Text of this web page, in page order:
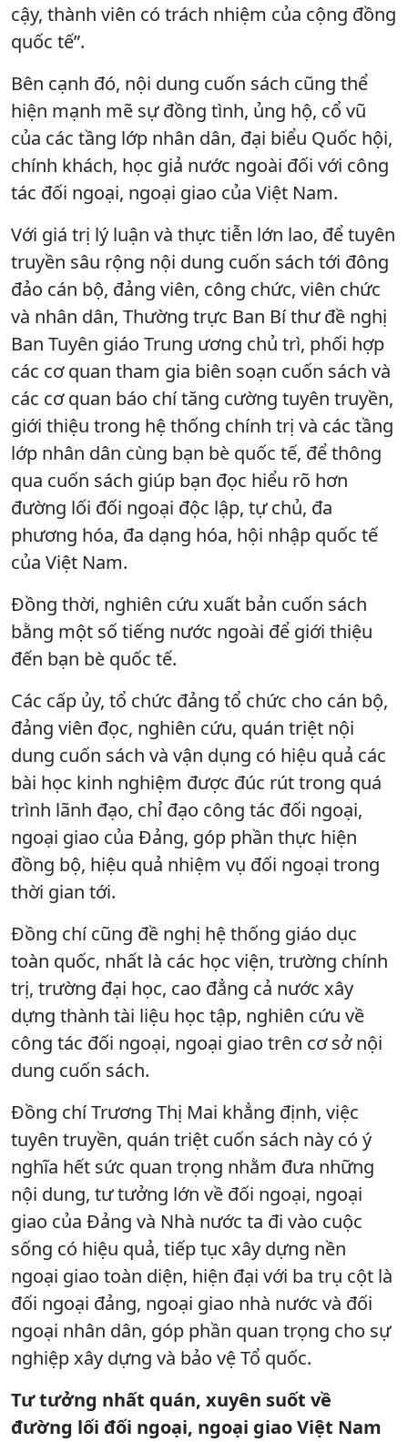
cậy, thành viên có trách nhiệm của cộng đồng
quốc tế”.
Bên cạnh đó, nội dung cuốn sách cũng thể
hiện mạnh mẽ sự đồng tình, ủng hộ, cổ vũ
của các tầng lớp nhân dân, đại biểu Quốc hội,
chính khách, học giả nước ngoài đối với công
tác đối ngoại, ngoại giao của Việt Nam.
Với giá trị lý luận và thực tiễn lớn lao, để tuyên
truyền sâu rộng nội dung cuốn sách tới đông
đảo cán bộ, đảng viên, công chức, viên chức
và nhân dân, Thường trực Ban Bí thư đề nghị
Ban Tuyên giáo Trung ương chủ trì, phối hợp
các cơ quan tham gia biên soạn cuốn sách và
các cơ quan báo chí tăng cường tuyên truyền,
giới thiệu trong hệ thống chính trị và các tầng
lớp nhân dân cùng bạn bè quốc tế, để thông
qua cuốn sách giúp bạn đọc hiểu rõ hơn
đường lối đối ngoại độc lập, tự chủ, đa
phương hóa, đa dạng hóa, hội nhập quốc tế
của Việt Nam.
Đồng thời, nghiên cứu xuất bản cuốn sách
bằng một số tiếng nước ngoài để giới thiệu
đến bạn bè quốc tế.
Các cấp ủy, tổ chức đảng tổ chức cho cán bộ,
đảng viên đọc, nghiên cứu, quán triệt nội
dung cuốn sách và vận dụng có hiệu quả các
bài học kinh nghiệm được đúc rút trong quá
trình lãnh đạo, chỉ đạo công tác đối ngoại,
ngoại giao của Đảng, góp phần thực hiện
đồng bộ, hiệu quả nhiệm vụ đối ngoại trong
thời gian tới.
Đồng chí cũng đề nghị hệ thống giáo dục
toàn quốc, nhất là các học viện, trường chính
trị, trường đại học, cao đẳng cả nước xây
dựng thành tài liệu học tập, nghiên cứu về
công tác đối ngoại, ngoại giao trên cơ sở nội
dung cuốn sách.
Đồng chí Trương Thị Mai khẳng định, việc
tuyên truyền, quán triệt cuốn sách này có ý
nghĩa hết sức quan trọng nhằm đưa những
nội dung, tư tưởng lớn về đối ngoại, ngoại
giao của Đảng và Nhà nước ta đi vào cuộc
sống có hiệu quả, tiếp tục xây dựng nền
ngoại giao toàn diện, hiện đại với ba trụ cột là
đối ngoại đảng, ngoại giao nhà nước và đối
ngoại nhân dân, góp phần quan trọng cho sự
nghiệp xây dựng và bảo vệ Tổ quốc.
Tư tưởng nhất quán, xuyên suốt về
đường lối đối ngoại, ngoại giao Việt Nam